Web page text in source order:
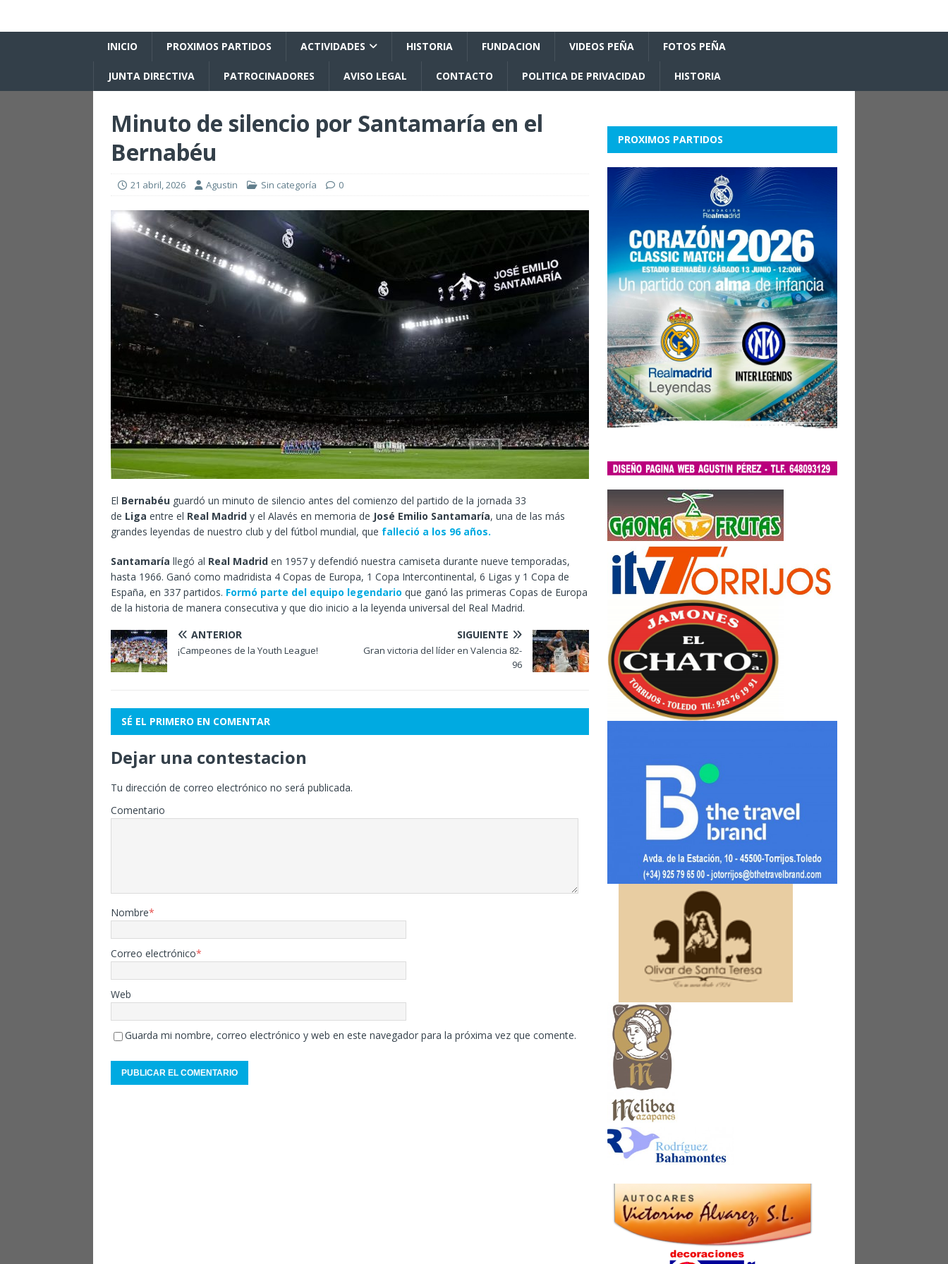
INICIO PROXIMOS PARTIDOS ACTIVIDADES HISTORIA FUNDACION VIDEOS PEÑA FOTOS PEÑA
JUNTA DIRECTIVA PATROCINADORES AVISO LEGAL CONTACTO POLITICA DE PRIVACIDAD HISTORIA
Minuto de silencio por Santamaría en el
Bernabéu
21 abril, 2026 Agustin Sin categoría 0
El Bernabéu guardó un minuto de silencio antes del comienzo del partido de la jornada 33
de Liga entre el Real Madrid y el Alavés en memoria de José Emilio Santamaría, una de las más
grandes leyendas de nuestro club y del fútbol mundial, que falleció a los 96 años.
Santamaría llegó al Real Madrid en 1957 y defendió nuestra camiseta durante nueve temporadas,
hasta 1966. Ganó como madridista 4 Copas de Europa, 1 Copa Intercontinental, 6 Ligas y 1 Copa de
España, en 337 partidos. Formó parte del equipo legendario que ganó las primeras Copas de Europa
de la historia de manera consecutiva y que dio inicio a la leyenda universal del Real Madrid.
ANTERIOR
¡Campeones de la Youth League!
SIGUIENTE
Gran victoria del líder en Valencia 82-
96
SÉ EL PRIMERO EN COMENTAR
Dejar una contestacion
Tu dirección de correo electrónico no será publicada.
Comentario
Nombre*
Correo electrónico*
Web
Guarda mi nombre, correo electrónico y web en este navegador para la próxima vez que comente.
PROXIMOS PARTIDOS